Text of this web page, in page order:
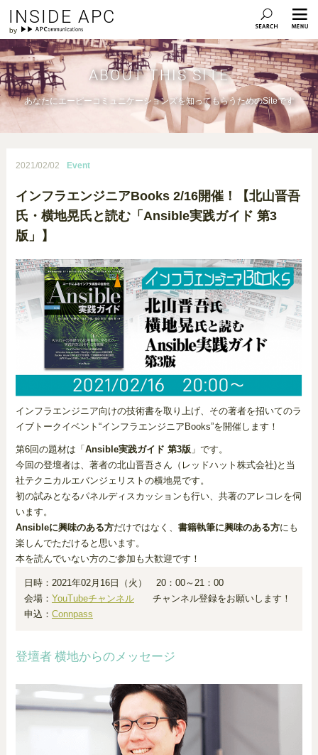
INSIDE APC
ABOUT THIS SITE
あなたにエーピーコミュニケーションズを知ってもらうためのSiteです
2021/02/02 Event
インフラエンジニアBooks 2/16開催！【北山晋吾
氏・横地晃氏と読む「Ansible実践ガイド 第3
版」】
インフラエンジニア向けの技術書を取り上げ、その著者を招いてのラ
イブトークイベント“インフラエンジニアBooks”を開催します！
第6回の題材は「 Ansible実践ガイド 第3版」です。
今回の登壇者は、著者の北山晋吾さん（レッドハット株式会社)と当
社テクニカルエバンジェリストの横地晃です。
初の試みとなるパネルディスカッションも行い、共著のアレコレを伺
います。
Ansibleに興味のある方だけではなく、 書籍執筆に興味のある方にも
楽しんでただけると思います。
本を読んでいない方のご参加も大歓迎です！
日時：2021年02月16日（火） 20：00～21：00
会場： YouTubeチャンネルチャンネル登録をお願いします！
申込： Connpass
登壇者 横地からのメッセージ